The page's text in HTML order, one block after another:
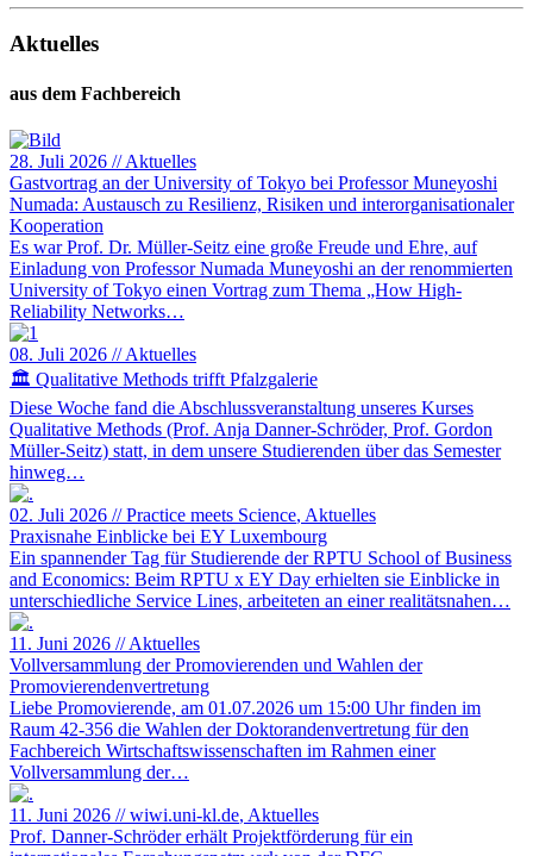
Aktuelles
aus dem Fachbereich
28. Juli 2026 //Aktuelles
Gastvortrag an der University of Tokyo bei Professor Muneyoshi
Numada: Austausch zu Resilienz, Risiken und interorganisationaler
Kooperation
Es war Prof. Dr. Müller-Seitz eine große Freude und Ehre, auf
Einladung von Professor Numada Muneyoshi an der renommierten
University of Tokyo einen Vortrag zum Thema „How High-
Reliability Networks…
08. Juli 2026 //Aktuelles
🏛️ Qualitative Methods trifft Pfalzgalerie
Diese Woche fand die Abschlussveranstaltung unseres Kurses
Qualitative Methods (Prof. Anja Danner-Schröder, Prof. Gordon
Müller-Seitz) statt, in dem unsere Studierenden über das Semester
hinweg…
02. Juli 2026 //Practice meets Science, Aktuelles
Praxisnahe Einblicke bei EY Luxembourg
Ein spannender Tag für Studierende der RPTU School of Business
and Economics: Beim RPTU x EY Day erhielten sie Einblicke in
unterschiedliche Service Lines, arbeiteten an einer realitätsnahen…
11. Juni 2026 //Aktuelles
Vollversammlung der Promovierenden und Wahlen der
Promovierendenvertretung
Liebe Promovierende, am 01.07.2026 um 15:00 Uhr finden im
Raum 42-356 die Wahlen der Doktorandenvertretung für den
Fachbereich Wirtschaftswissenschaften im Rahmen einer
Vollversammlung der…
11. Juni 2026 //wiwi.uni-kl.de, Aktuelles
Prof. Danner-Schröder erhält Projektförderung für ein